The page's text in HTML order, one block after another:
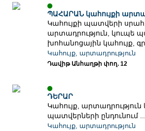
ՊԱՀԱՐԱՆ կահույքի
Կահույքի պատվերի սրահ,
արտադրություն, կուպե
խոհանոցային կահույք,
Կահույք, արտադրություն
Դավիթ Անհաղթի փող. 12
ԴԵՐԱՐ
Կահույք,
պատվերների ընդունում ...
Կահույք, արտադրություն